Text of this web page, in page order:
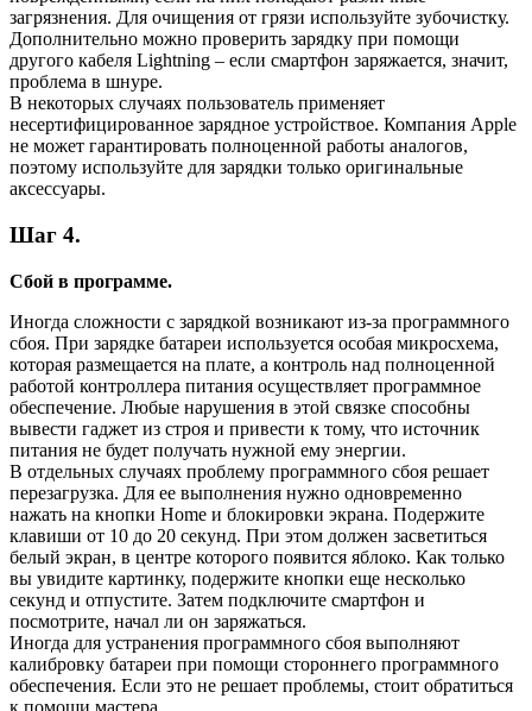
загрязнения. Для очищения от грязи используйте зубочистку.
Дополнительно можно проверить зарядку при помощи
другого кабеля Lightning – если смартфон заряжается, значит,
проблема в шнуре.
В некоторых случаях пользователь применяет
несертифицированное зарядное устройствое. Компания Apple
не может гарантировать полноценной работы аналогов,
поэтому используйте для зарядки только оригинальные
аксессуары.
Шаг 4.
Сбой в программе.
Иногда сложности с зарядкой возникают из-за программного
сбоя. При зарядке батареи используется особая микросхема,
которая размещается на плате, а контроль над полноценной
работой контроллера питания осуществляет программное
обеспечение. Любые нарушения в этой связке способны
вывести гаджет из строя и привести к тому, что источник
питания не будет получать нужной ему энергии.
В отдельных случаях проблему программного сбоя решает
перезагрузка. Для ее выполнения нужно одновременно
нажать на кнопки Home и блокировки экрана. Подержите
клавиши от 10 до 20 секунд. При этом должен засветиться
белый экран, в центре которого появится яблоко. Как только
вы увидите картинку, подержите кнопки еще несколько
секунд и отпустите. Затем подключите смартфон и
посмотрите, начал ли он заряжаться.
Иногда для устранения программного сбоя выполняют
калибровку батареи при помощи стороннего программного
обеспечения. Если это не решает проблемы, стоит обратиться
к помощи мастера.